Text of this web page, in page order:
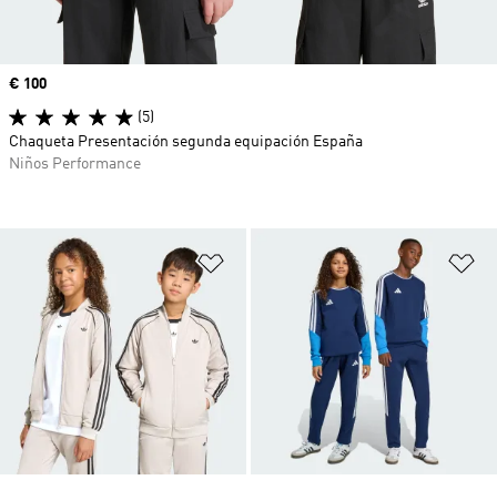
Añadir a la lista de deseos
Precio
€ 100
(5)
Chaqueta Presentación segunda equipación España
Niños Performance